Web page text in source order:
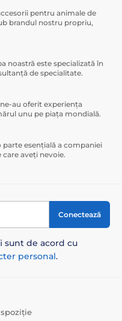
pentru animale de
brandul nostru propriu,
noastră este specializată în
de specialitate.
au oferit experiența
unu pe piața mondială.
parte esențială a companiei
aveți nevoie.
Conectează
sunt de acord cu
personal.